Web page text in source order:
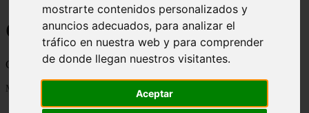
mostrarte contenidos personalizados y
anuncios adecuados, para analizar el
tráfico en nuestra web y para comprender
de donde llegan nuestros visitantes.
Aceptar
Curiosidades y Sabias que
Cosas curiosas, curiosidades, noticias impactantes y mucho mas
Mostrando 1 - 24 de 2838 artículos